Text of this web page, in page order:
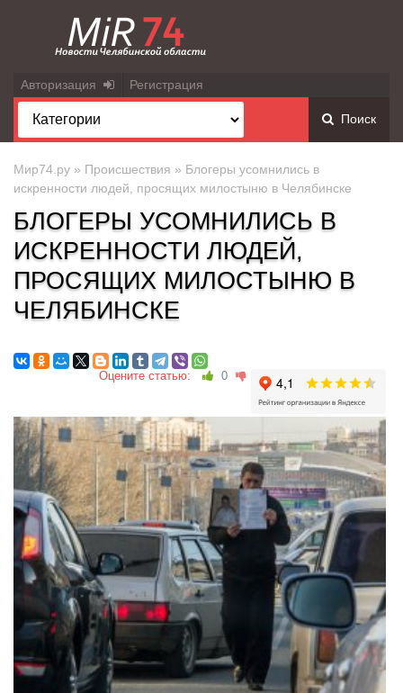
Авторизация Регистрация
Поиск
Мир74.ру » Происшествия » Блогеры усомнились в
искренности людей, просящих милостыню в Челябинске
БЛОГЕРЫ УСОМНИЛИСЬ В
ИСКРЕННОСТИ ЛЮДЕЙ,
ПРОСЯЩИХ МИЛОСТЫНЮ В
ЧЕЛЯБИНСКЕ
Оцените статью: 0